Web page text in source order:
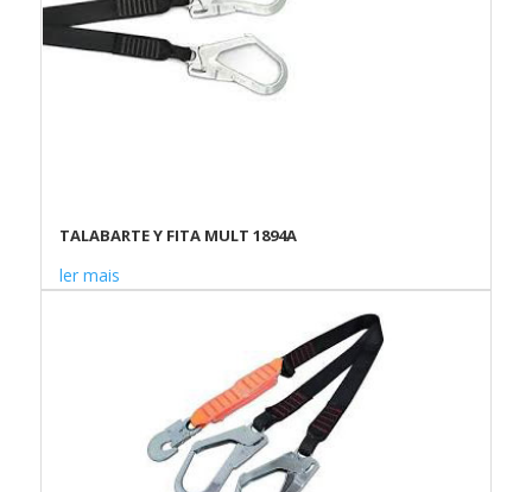
TALABARTE Y FITA MULT 1894A
ler mais